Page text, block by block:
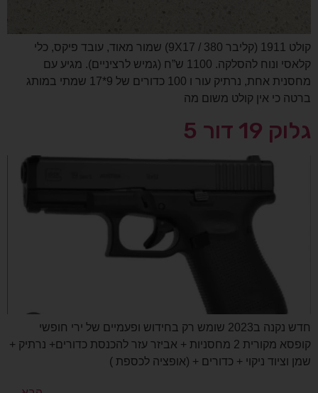
קולט 1911 (קליבר 9X17 / 380) שמור מאוד, עובד פיקס, כלי
קלאסי ונוח להסלקה. 1100 ש”ח (גמיש לרציניים). מגיע עם
מחסנית אחת, נרתיק עור ו 100 כדורים של 9*17 שמתי במותג
ברטה כי אין קולט משום מה
גלוק 19 דור 5
חדש נקנה ב2023 שומש רק בחידוש ופעמיים של ירי חופשי
קופסא מקורית 2 מחסניות + אביזר עזר להכנסת כדורים+ נרתיק +
שמן וציוד ניקוי + כדורים + (אופציה לכספת )